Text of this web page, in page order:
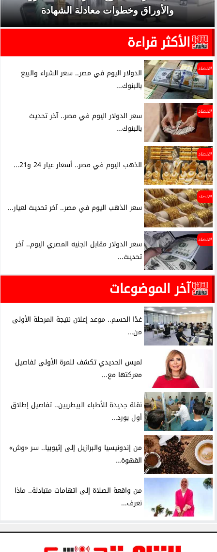
والأوراق وخطوات معادلة الشهادة
الأكثر قراءة
اقتصاد
الدولار اليوم في مصر.. سعر الشراء والبيع
بالبنوك...
اقتصاد
سعر الدولار اليوم في مصر.. آخر تحديث
بالبنوك...
اقتصاد
الذهب اليوم في مصر.. أسعار عيار 24 و21...
اقتصاد
سعر الذهب اليوم في مصر.. آخر تحديث لعيار...
اقتصاد
سعر الدولار مقابل الجنيه المصري اليوم.. آخر
تحديث...
آخر الموضوعات
غدًا الحسم.. موعد إعلان نتيجة المرحلة الأولى
من...
لميس الحديدي تكشف للمرة الأولى تفاصيل
معركتها مع...
نقلة جديدة للأطباء البيطريين.. تفاصيل إطلاق
أول بورد...
من إندونيسيا والبرازيل إلى إثيوبيا.. سر «وش»
القهوة...
من واقعة الصلاة إلى اتهامات متبادلة.. ماذا
نعرف...